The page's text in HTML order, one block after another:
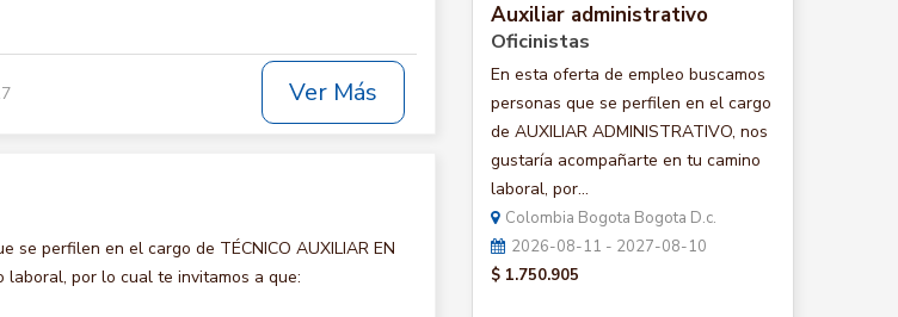
Ver Más
se perfilen en el cargo de TÉCNICO AUXILIAR EN
laboral, por lo cual te invitamos a que:
Auxiliar administrativo
Oficinistas
En esta oferta de empleo buscamos
personas que se perfilen en el cargo
de AUXILIAR ADMINISTRATIVO, nos
gustaría acompañarte en tu camino
laboral, por...
Colombia Bogota Bogota D.c.
2026-08-11 - 2027-08-10
$ 1.750.905